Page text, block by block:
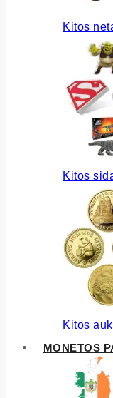
Kitos
Kitos
Kitos
MONETOS